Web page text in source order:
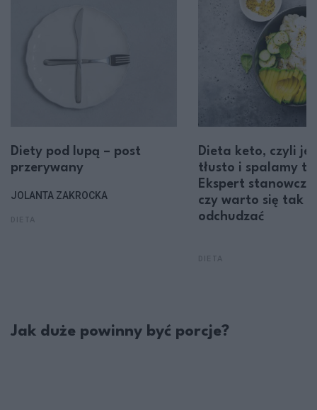
Diety pod lupą – post
przerywany
JOLANTA ZAKROCKA
Dieta keto, czyli
tłusto i spalamy
Ekspert
czy warto się tak
odchudzać
Jak duże powinny być porcje?